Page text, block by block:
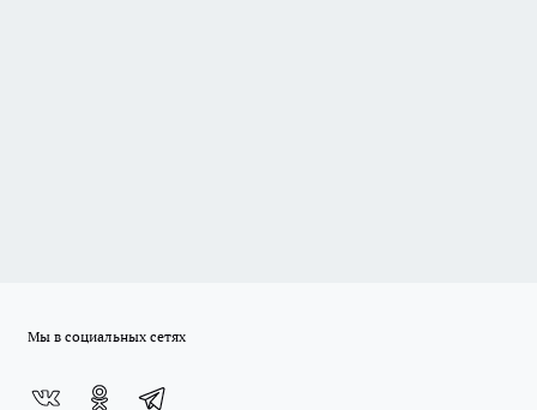
Мы в социальных сетях